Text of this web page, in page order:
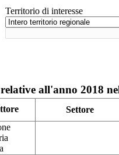
Territorio di interesse
all'anno 2018
Settore